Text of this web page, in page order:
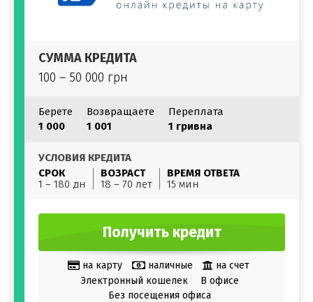
СУММА КРЕДИТА
100 – 50 000 грн
Берете
1 000
Возвращаете
1 001
Переплата
1 гривна
УСЛОВИЯ КРЕДИТА
СРОК
1 – 180 дн
ВОЗРАСТ
18 – 70 лет
ВРЕМЯ ОТВЕТА
15 мин
Получить кредит
на карту наличные
на счет
Электронный кошелек
В офисе
Без посещения офиса